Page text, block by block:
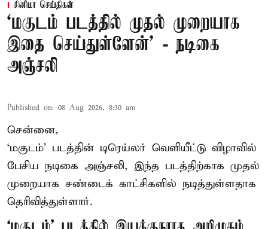
சினிமா செய்திகள்
‘மகுடம் படத்தில் முதல் முறையாக
இதை செய்துள்ளேன்’ - நடிகை
அஞ்சலி
Published on: 08 Aug 2026, 8:30 am
சென்னை,
‘மகுடம்’ படத்தின் டிரெய்லர் வெளியீட்டு விழாவில்
பேசிய நடிகை அஞ்சலி, இந்த படத்திற்காக முதல்
முறையாக சண்டைக் காட்சிகளில் நடித்துள்ளதாக
தெரிவித்துள்ளார்.